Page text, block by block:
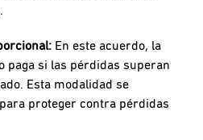
En este acuerdo, la
paga si las pérdidas superan
Esta modalidad se
proteger contra pérdidas